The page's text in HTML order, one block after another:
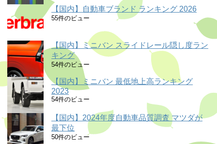
【国内】自動車ブランド ランキング 2026
55件のビュー
【国内】ミニバン スライドレール隠し度ラン
キング
54件のビュー
【国内】ミニバン 最低地上高ランキング
2023
54件のビュー
【国内】2024年度自動車品質調査 マツダが
最下位
50件のビュー